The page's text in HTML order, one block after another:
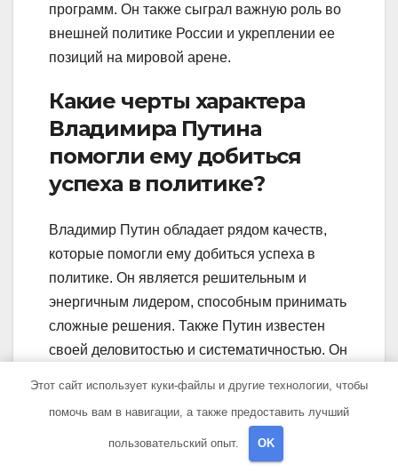
программ. Он также сыграл важную роль во
внешней политике России и укреплении ее
позиций на мировой арене.
Какие черты характера
Владимира Путина
помогли ему добиться
успеха в политике?
Владимир Путин обладает рядом качеств,
которые помогли ему добиться успеха в
политике. Он является решительным и
энергичным лидером, способным принимать
сложные решения. Также Путин известен
своей деловитостью и систематичностью. Он
Как Путин начал свою
Этот сайт использует куки-файлы и другие технологии, чтобы
помочь вам в навигации, а также предоставить лучший
пользовательский опыт. OK